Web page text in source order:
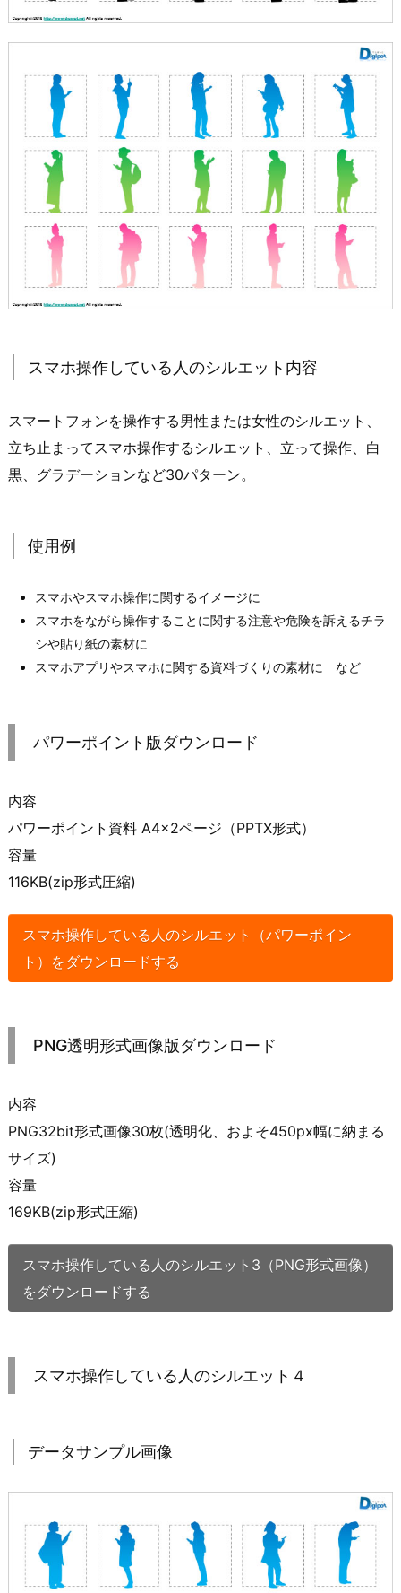
スマホ操作している人のシルエット内容
スマートフォンを操作する男性または女性のシルエット、
立ち止まってスマホ操作するシルエット、立って操作、白
黒、グラデーションなど30パターン。
使用例
スマホやスマホ操作に関するイメージに
スマホをながら操作することに関する注意や危険を訴えるチラ
シや貼り紙の素材に
スマホアプリやスマホに関する資料づくりの素材に など
パワーポイント版ダウンロード
内容
パワーポイント資料 A4×2ページ（PPTX形式）
容量
116KB(zip形式圧縮)
スマホ操作している人のシルエット（パワーポイン
ト）をダウンロードする
PNG透明形式画像版ダウンロード
内容
PNG32bit形式画像30枚(透明化、およそ450px幅に納まる
サイズ)
容量
169KB(zip形式圧縮)
スマホ操作している人のシルエット3（PNG形式画像）
をダウンロードする
スマホ操作している人のシルエット４
データサンプル画像